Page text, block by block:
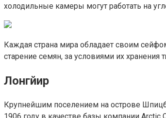
холодильные камеры могут работать на
Каждая страна мира обладает своим
старение семян, за условиями их хранения
Лонгйир
Крупнейшим поселением на острове